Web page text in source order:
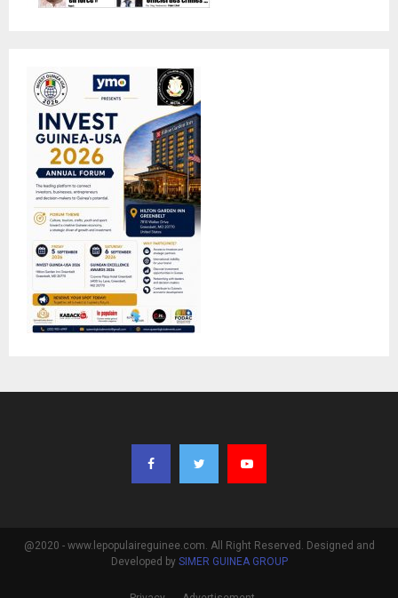
@2020 - www.lepopulaireguinee.com. All Right Reserved. Designed and
Developed by SIMER GUINEA GROUP